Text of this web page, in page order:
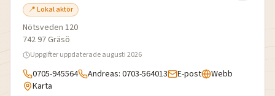
📍 Lokal aktör
Nötsveden 120
742 97Gräsö
Uppgifter uppdateradeaugusti 2026
0705-945564 Andreas: 0703-564013 E-post
Webb
Karta